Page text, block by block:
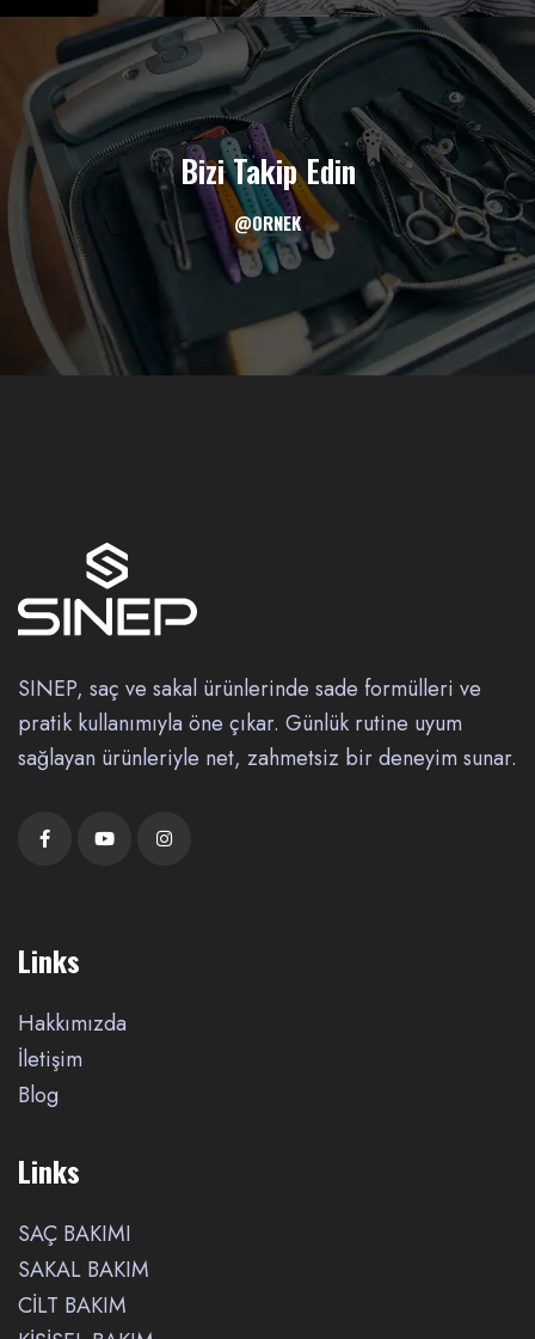
Bizi Takip Edin
@ORNEK
SINEP, saç ve sakal ürünlerinde sade formülleri ve
pratik kullanımıyla öne çıkar. Günlük rutine uyum
sağlayan ürünleriyle net, zahmetsiz bir deneyim sunar.
Links
Hakkımızda
İletişim
Blog
Links
SAÇ BAKIMI
SAKAL BAKIM
CİLT BAKIM